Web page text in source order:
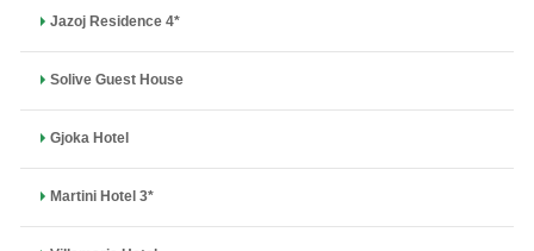
Jazoj Residence 4*
Solive Guest House
Gjoka Hotel
Martini Hotel 3*